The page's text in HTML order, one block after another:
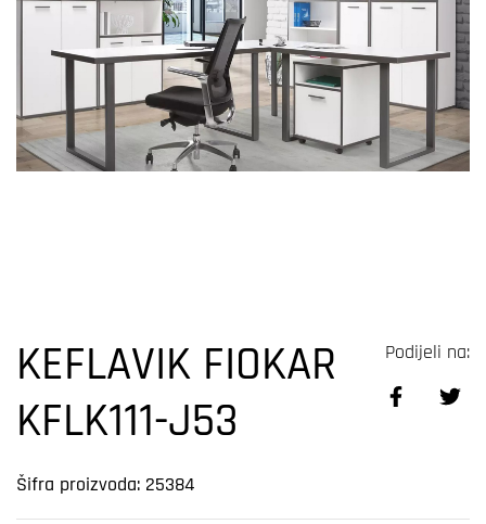
KEFLAVIK FIOKAR
KFLK111-J53
Šifra proizvoda: 25384
Podijeli na: